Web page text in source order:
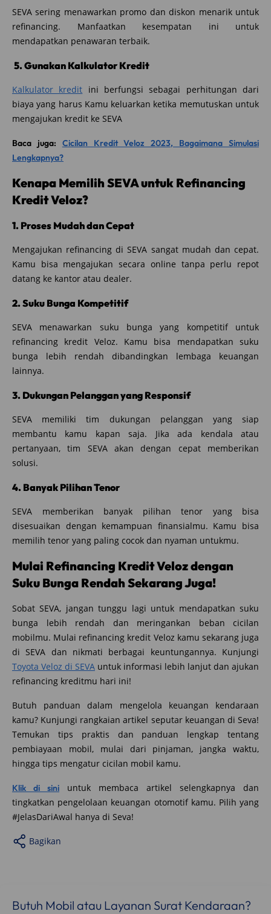
SEVA sering menawarkan promo dan diskon menarik untuk
refinancing. Manfaatkan kesempatan ini untuk
mendapatkan penawaran terbaik.
5. Gunakan Kalkulator Kredit
Kalkulator kredit ini berfungsi sebagai perhitungan dari
biaya yang harus Kamu keluarkan ketika memutuskan untuk
mengajukan kredit ke SEVA
Baca juga: Cicilan Kredit Veloz 2023, Bagaimana Simulasi
Lengkapnya?
Kenapa Memilih SEVA untuk Refinancing
Kredit Veloz?
1. Proses Mudah dan Cepat
Mengajukan refinancing di SEVA sangat mudah dan cepat.
Kamu bisa mengajukan secara online tanpa perlu repot
datang ke kantor atau dealer.
2. Suku Bunga Kompetitif
SEVA menawarkan suku bunga yang kompetitif untuk
refinancing kredit Veloz. Kamu bisa mendapatkan suku
bunga lebih rendah dibandingkan lembaga keuangan
lainnya.
3. Dukungan Pelanggan yang Responsif
SEVA memiliki tim dukungan pelanggan yang siap
membantu kamu kapan saja. Jika ada kendala atau
pertanyaan, tim SEVA akan dengan cepat memberikan
solusi.
4. Banyak Pilihan Tenor
SEVA memberikan banyak pilihan tenor yang bisa
disesuaikan dengan kemampuan finansialmu. Kamu bisa
memilih tenor yang paling cocok dan nyaman untukmu.
Mulai Refinancing Kredit Veloz dengan
Suku Bunga Rendah Sekarang Juga!
Sobat SEVA, jangan tunggu lagi untuk mendapatkan suku
bunga lebih rendah dan meringankan beban cicilan
mobilmu. Mulai refinancing kredit Veloz kamu sekarang juga
di SEVA dan nikmati berbagai keuntungannya. Kunjungi
Toyota Veloz di SEVA untuk informasi lebih lanjut dan ajukan
refinancing kreditmu hari ini!
Butuh panduan dalam mengelola keuangan kendaraan
kamu? Kunjungi rangkaian artikel seputar keuangan di Seva!
Temukan tips praktis dan panduan lengkap tentang
pembiayaan mobil, mulai dari pinjaman, jangka waktu,
hingga tips mengatur cicilan mobil kamu.
Klik di sini untuk membaca artikel selengkapnya dan
tingkatkan pengelolaan keuangan otomotif kamu. Pilih yang
#JelasDariAwal hanya di Seva!
Bagikan
Butuh Mobil atau Layanan Surat Kendaraan?